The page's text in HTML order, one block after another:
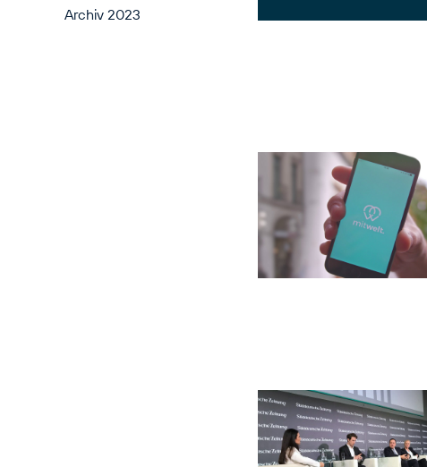
Archiv 2023